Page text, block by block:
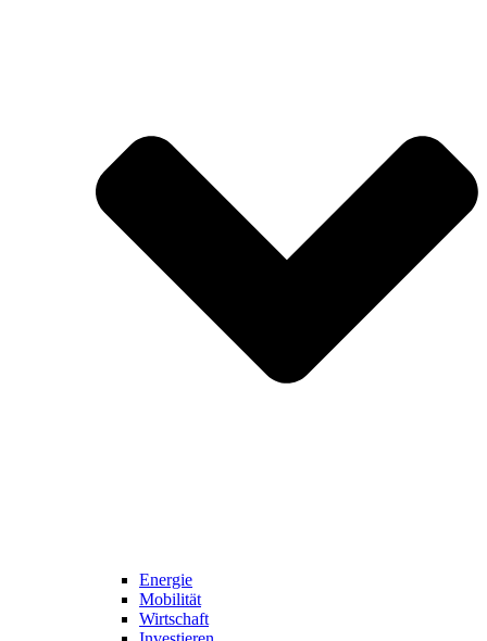
Energie
Mobilität
Wirtschaft